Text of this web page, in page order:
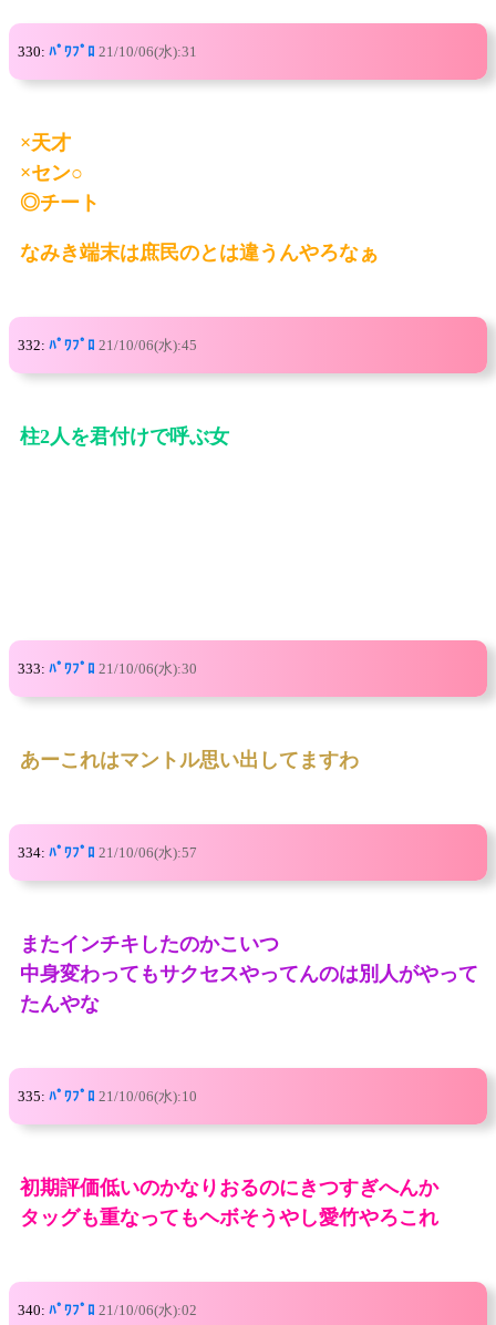
330: ﾊﾟﾜﾌﾟﾛ 21/10/06(水):31
×天才
×セン○
◎チート
なみき端末は庶民のとは違うんやろなぁ
332: ﾊﾟﾜﾌﾟﾛ 21/10/06(水):45
柱2人を君付けで呼ぶ女
333: ﾊﾟﾜﾌﾟﾛ 21/10/06(水):30
あーこれはマントル思い出してますわ
334: ﾊﾟﾜﾌﾟﾛ 21/10/06(水):57
またインチキしたのかこいつ
中身変わってもサクセスやってんのは別人がやって
たんやな
335: ﾊﾟﾜﾌﾟﾛ 21/10/06(水):10
初期評価低いのかなりおるのにきつすぎへんか
タッグも重なってもヘボそうやし愛竹やろこれ
340: ﾊﾟﾜﾌﾟﾛ 21/10/06(水):02